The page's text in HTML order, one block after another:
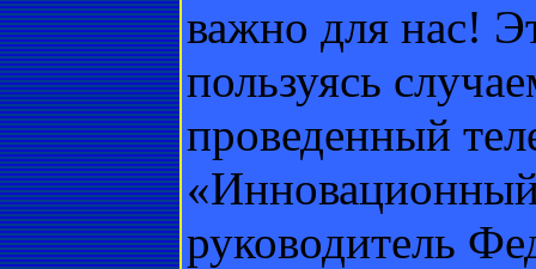
важно для нас!
пользуясь
проведенный
«Инновационный
руководитель